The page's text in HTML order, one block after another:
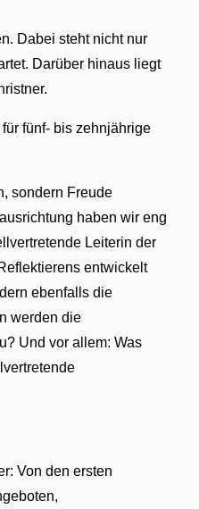
Dabei steht nicht nur
Darüber hinaus liegt
fünf- bis zehnjährige
sondern Freude
haben wir eng
Leiterin der
entwickelt
ebenfalls die
werden die
Und vor allem: Was
Von den ersten